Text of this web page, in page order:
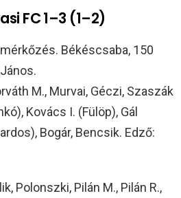
FC 1–3 (1–2)
Békéscsaba, 150
M., Murvai, Géczi, Szaszák
Kovács I. (Fülöp), Gál
Bogár, Bencsik. Edző:
Polonszki, Pilán M., Pilán R.,